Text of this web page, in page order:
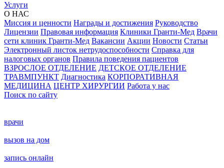
Услуги
О НАС
Миссия и ценности Награды и достижения Руководство
Лицензии Правовая информация Клиники Гранти-Мед Врачи
сети клиник Гранти-Мед Вакансии Акции Новости Статьи
Электронный листок нетрудоспособности Справка для
налоговых органов Правила поведения пациентов
ВЗРОСЛОЕ ОТДЕЛЕНИЕ ДЕТСКОЕ ОТДЕЛЕНИЕ
ТРАВМПУНКТ Диагностика КОРПОРАТИВНАЯ
МЕДИЦИНА ЦЕНТР ХИРУРГИИ Работа у нас
Поиск по сайту
врачи
вызов на дом
запись онлайн